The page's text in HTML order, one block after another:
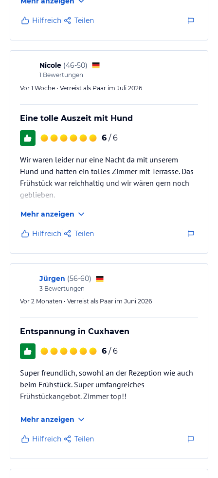
ist, dass es in all den Jahren kaum
Personalfluktuation gab, was auf ein sehr gutes
Betriebsklima schließen lässt. Außerdem ist die Lage
des Hotel ideal.
Hilfreich Teilen
Nicole (46-50)
1 Bewertungen
Vor 1 Woche • Verreist als Paar im Juli 2026
Eine tolle Auszeit mit Hund
6 / 6
Wir waren leider nur eine Nacht da mit unserem
Hund und hatten ein tolles Zimmer mit Terrasse. Das
Frühstück war reichhaltig und wir wären gern noch
geblieben.
Mehr anzeigen
Hilfreich Teilen
Jürgen (56-60)
3 Bewertungen
Vor 2 Monaten • Verreist als Paar im Juni 2026
Entspannung in Cuxhaven
6 / 6
Super freundlich, sowohl an der Rezeption wie auch
beim Frühstück. Super umfangreiches
Frühstückangebot. Zimmer top!!
Mehr anzeigen
Hilfreich Teilen